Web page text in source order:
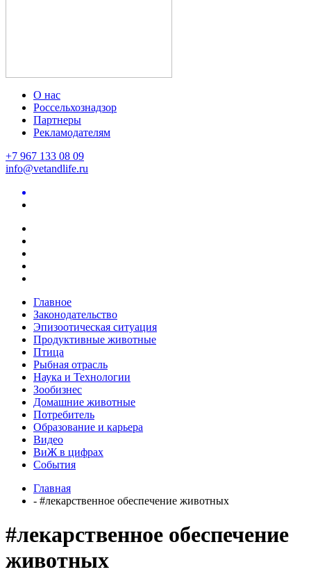
О нас
Россельхознадзор
Партнеры
Рекламодателям
+7 967 133 08 09
info@vetandlife.ru
Главное
Законодательство
Эпизоотическая ситуация
Продуктивные животные
Птица
Рыбная отрасль
Наука и Технологии
Зообизнес
Домашние животные
Потребитель
Образование и карьера
Видео
ВиЖ в цифрах
События
Главная
- #лекарственное обеспечение животных
#лекарственное обеспечение
животных